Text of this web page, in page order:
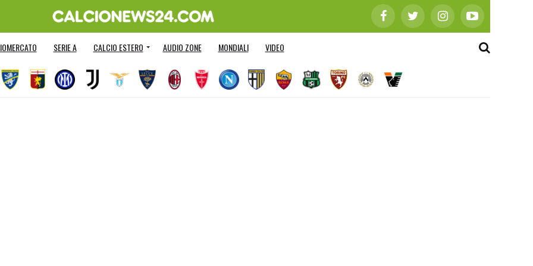
SERIE A CALCIO ESTERO AUDIO ZONE MONDIALI VIDEO